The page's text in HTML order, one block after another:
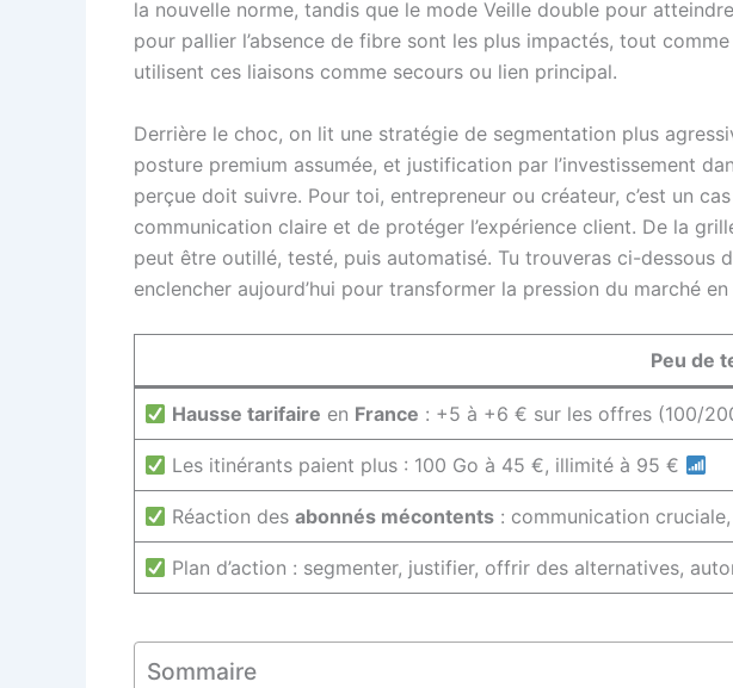
la nouvelle norme, tandis que le mode Veille double pour
pour pallier l’absence de fibre sont les plus impactés, tout
utilisent ces liaisons comme secours ou lien principal.
Derrière le choc, on lit une stratégie de segmentation plus
posture premium assumée, et justification par l’investissement
perçue doit suivre. Pour toi, entrepreneur ou créateur, c’est un
communication claire et de protéger l’expérience client. De la
peut être outillé, testé, puis automatisé. Tu trouveras ci-dessous
enclencher aujourd’hui pour transformer la pression du marché
Peu de
Hausse tarifaire en France : +5 à +6 € sur les offres (100/
Les itinérants paient plus : 100 Go à 45 €, illimité à 95 €
Réaction desabonnés mécontents : communication
Plan d’action : segmenter, justifier, offrir des alternatives,
Sommaire